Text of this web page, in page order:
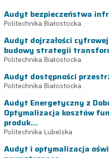
Audyt bezpieczeństwa
Politechnika Białostocka
Audyt dojrzałości
budowy strategii
Politechnika Białostocka
Audyt dostępności
Politechnika Białostocka
Audyt Energetyczny z
Optymalizacja kosztów
produk...
Politechnika Lubelska
Audyt i optymalizacja